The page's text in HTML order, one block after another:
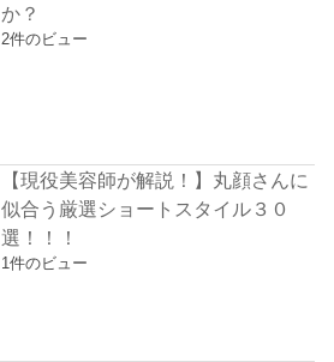
か？
2件のビュー
【現役美容師が解説！】丸顔さんに
似合う厳選ショートスタイル３０
選！！！
1件のビュー